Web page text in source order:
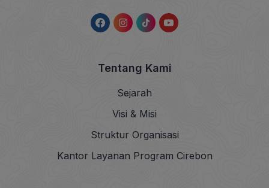
Tentang Kami
Sejarah
Visi & Misi
Struktur Organisasi
Kantor Layanan Program Cirebon